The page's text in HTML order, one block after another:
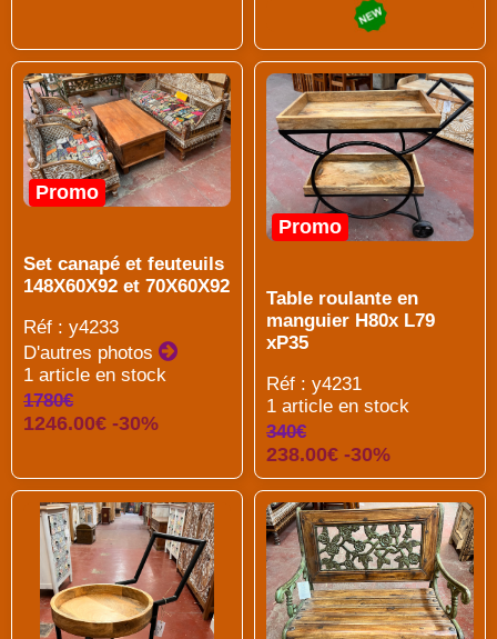
Promo
Set canapé et feuteuils
148X60X92 et 70X60X92
Réf : y4233
D'autres photos
1 article en stock
1780€
1246.00€ -30%
Promo
Table roulante en
manguier H80x L79
xP35
Réf : y4231
1 article en stock
340€
238.00€ -30%